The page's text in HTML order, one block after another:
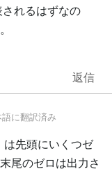
れるはずなの
返信
語に翻訳済み
は先頭にいくつゼ
尾のゼロは出力さ